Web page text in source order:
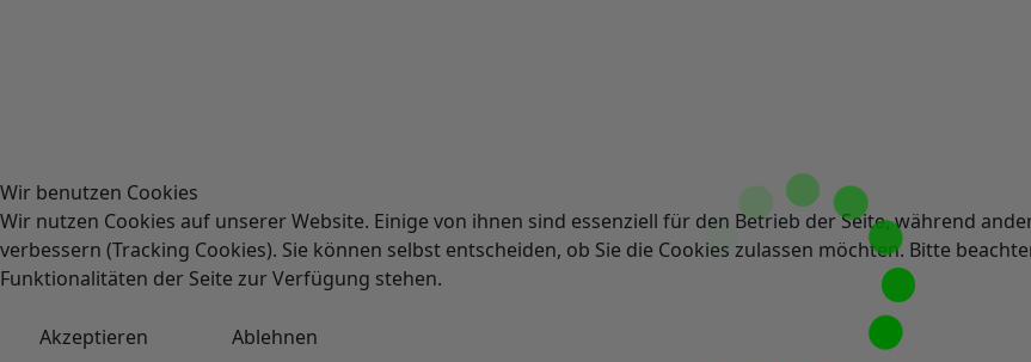
Wir benutzen Cookies
Wir nutzen Cookies auf unserer Website. Einige von ihnen sind essenziell für den Betrieb der Seite, während
verbessern (Tracking Cookies). Sie können selbst entscheiden, ob Sie die Cookies zulassen möchten. Bitte
Funktionalitäten der Seite zur Verfügung stehen.
Akzeptieren
Ablehnen